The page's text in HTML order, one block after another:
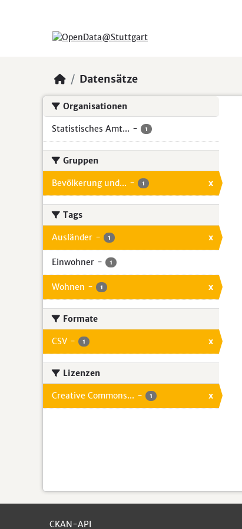
Datensätze
Organisationen
Statistisches Amt... - 1
Gruppen
Bevölkerung und... - 1 x
Tags
Ausländer - 1 x
Einwohner - 1
Wohnen - 1 x
Formate
CSV - 1 x
Lizenzen
Creative Commons... - 1 x
CKAN-API